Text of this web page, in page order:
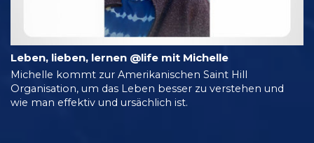
Leben, lieben, lernen @life mit Michelle
Michelle kommt zur Amerikanischen Saint Hill
Organisation, um das Leben besser zu verstehen und
wie man effektiv und ursächlich ist.